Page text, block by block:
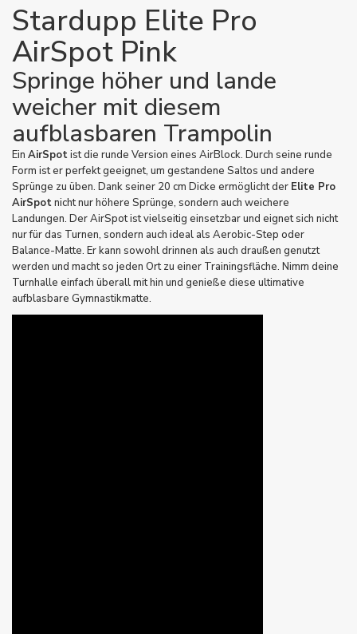
Stardupp Elite Pro
AirSpot Pink
Springe höher und lande
weicher mit diesem
aufblasbaren Trampolin
Ein AirSpotist die runde Version eines AirBlock. Durch seine runde
Form ist er perfekt geeignet, um gestandene Saltos und andere
Sprünge zu üben. Dank seiner 20 cm Dicke ermöglicht der Elite Pro
AirSpotnicht nur höhere Sprünge, sondern auch weichere
Landungen. Der AirSpot ist vielseitig einsetzbar und eignet sich nicht
nur für das Turnen, sondern auch ideal als Aerobic-Step oder
Balance-Matte. Er kann sowohl drinnen als auch draußen genutzt
werden und macht so jeden Ort zu einer Trainingsfläche. Nimm deine
Turnhalle einfach überall mit hin und genieße diese ultimative
aufblasbare Gymnastikmatte.